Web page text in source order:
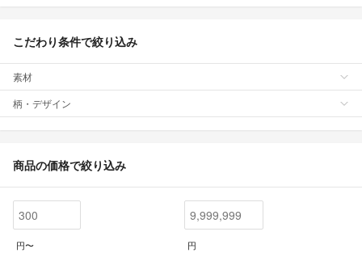
こだわり条件で絞り込み
素材
柄・デザイン
商品の価格で絞り込み
円〜 円